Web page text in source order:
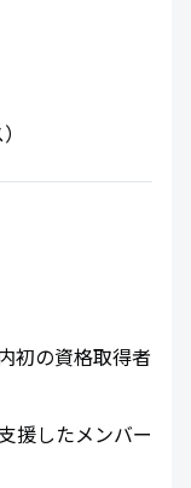
初の資格取得者
援したメンバー